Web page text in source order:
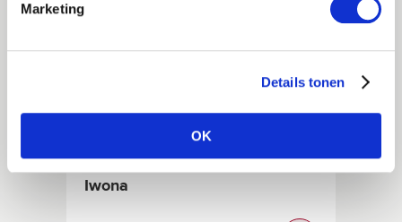
Marketing
Details tonen
OK
Nieuws
Werk-privébalans klopt voor
Iwona